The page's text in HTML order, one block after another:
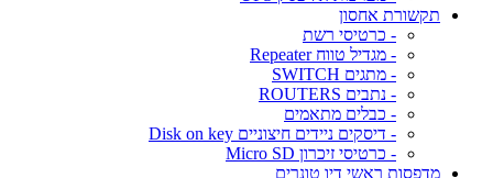
תקשורת אחסון
- כרטיסי רשת
- מגדיל טווח Repeater
- מתגים SWITCH
- נתבים ROUTERS
- כבלים מתאמים
- דיסקים ניידים חיצוניים Disk on key
- כרטיסי זיכרון Micro SD
מדפסות ראשי דיו טונרים